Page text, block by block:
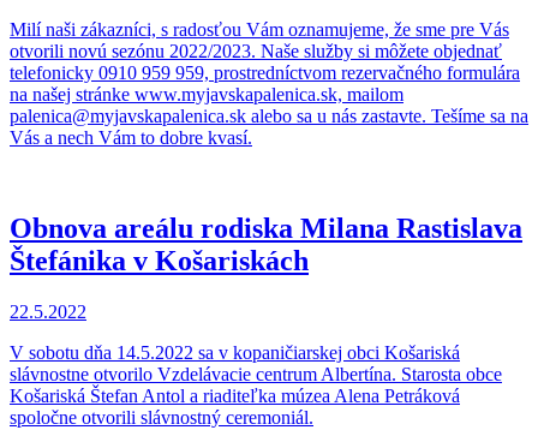
Milí naši zákazníci, s radosťou Vám oznamujeme, že sme pre Vás
otvorili novú sezónu 2022/2023. Naše služby si môžete objednať
telefonicky 0910 959 959, prostredníctvom rezervačného formulára
na našej stránke www.myjavskapalenica.sk, mailom
palenica@myjavskapalenica.sk alebo sa u nás zastavte. Tešíme sa na
Vás a nech Vám to dobre kvasí.
Obnova areálu rodiska Milana Rastislava
Štefánika v Košariskách
22.5.2022
V sobotu dňa 14.5.2022 sa v kopaničiarskej obci Košariská
slávnostne otvorilo Vzdelávacie centrum Albertína. Starosta obce
Košariská Štefan Antol a riaditeľka múzea Alena Petráková
spoločne otvorili slávnostný ceremoniál.